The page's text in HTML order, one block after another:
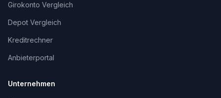
Girokonto Vergleich
Depot Vergleich
Kreditrechner
Anbieterportal
Unternehmen